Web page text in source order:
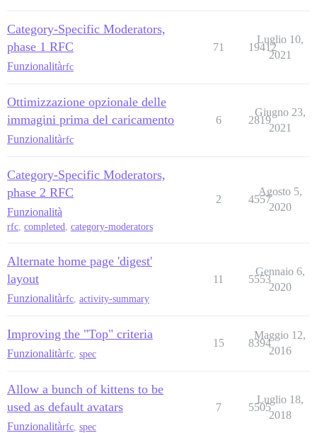
Category-Specific Moderators,
phase 1 RFC
Funzionalitàrfc
71 19412
Luglio 10,
2021
Ottimizzazione opzionale delle
immagini prima del caricamento
Funzionalitàrfc
6 2819
Giugno 23,
2021
Category-Specific Moderators,
phase 2 RFC
Funzionalità
rfc, completed, category-moderators
2 4557
Agosto 5,
2020
Alternate home page 'digest'
layout
Funzionalitàrfc activity-summary
11 5553
Gennaio 6,
2020
Improving the "Top" criteria
Funzionalitàrfc spec
15 8394
Maggio 12,
2016
Allow a bunch of kittens to be
used as default avatars
Funzionalitàrfc spec
7 5505
Luglio 18,
2018